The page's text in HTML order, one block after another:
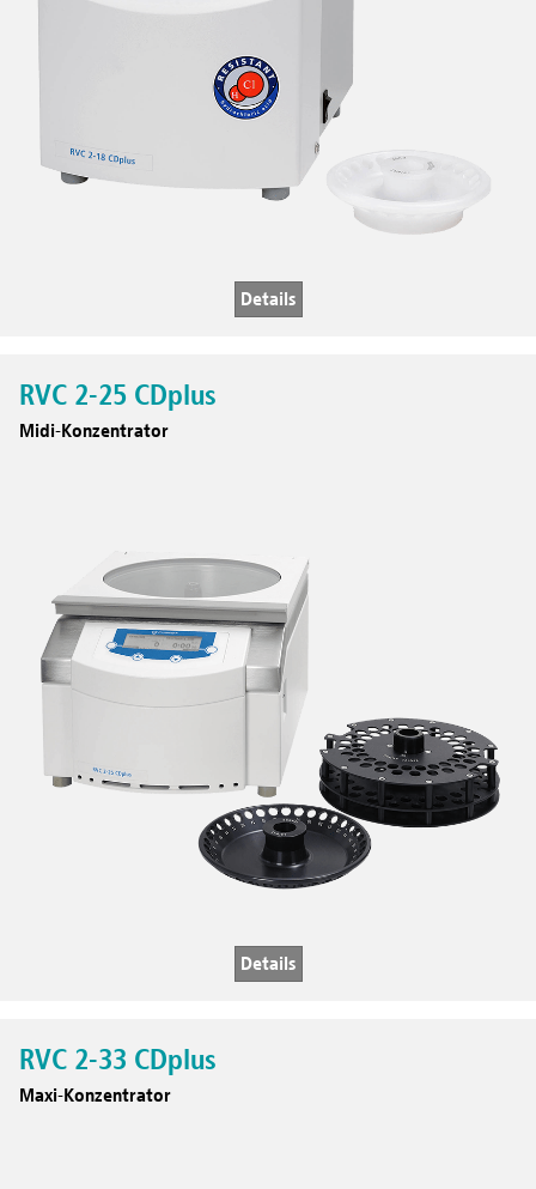
Details
RVC 2-25 CDplus
Midi-Konzentrator
Details
RVC 2-33 CDplus
Maxi-Konzentrator